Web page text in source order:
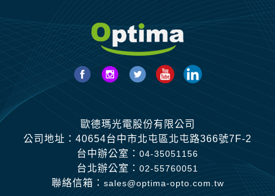
歐德瑪光電股份有限公司
公司地址：40654台中市北屯區北屯路366號7F-2
台中辦公室： 04-35051156
台北辦公室： 02-55760051
聯絡信箱： sales@optima-opto.com.tw